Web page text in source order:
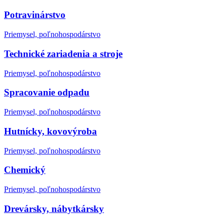
Potravinárstvo
Priemysel, poľnohospodárstvo
Technické zariadenia a stroje
Priemysel, poľnohospodárstvo
Spracovanie odpadu
Priemysel, poľnohospodárstvo
Hutnícky, kovovýroba
Priemysel, poľnohospodárstvo
Chemický
Priemysel, poľnohospodárstvo
Drevársky, nábytkársky